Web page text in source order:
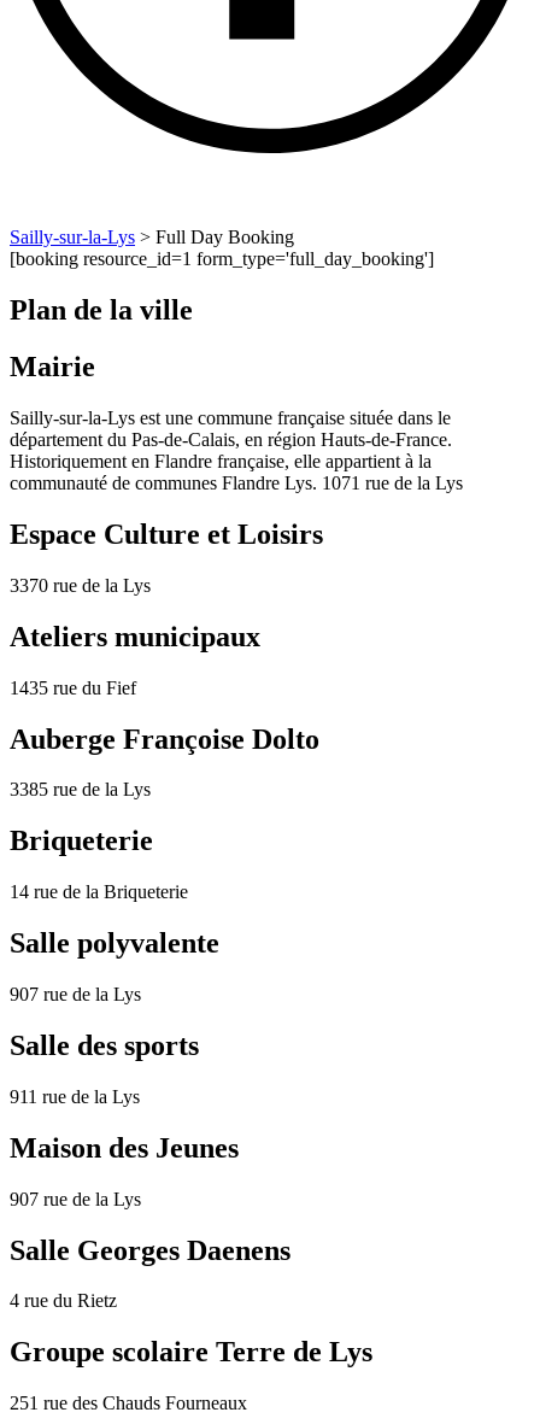
Sailly-sur-la-Lys > Full Day Booking
[booking resource_id=1 form_type='full_day_booking']
Plan de la ville
Mairie
Sailly-sur-la-Lys est une commune française située dans le
département du Pas-de-Calais, en région Hauts-de-France.
Historiquement en Flandre française, elle appartient à la
communauté de communes Flandre Lys. 1071 rue de la Lys
Espace Culture et Loisirs
3370 rue de la Lys
Ateliers municipaux
1435 rue du Fief
Auberge Françoise Dolto
3385 rue de la Lys
Briqueterie
14 rue de la Briqueterie
Salle polyvalente
907 rue de la Lys
Salle des sports
911 rue de la Lys
Maison des Jeunes
907 rue de la Lys
Salle Georges Daenens
4 rue du Rietz
Groupe scolaire Terre de Lys
251 rue des Chauds Fourneaux